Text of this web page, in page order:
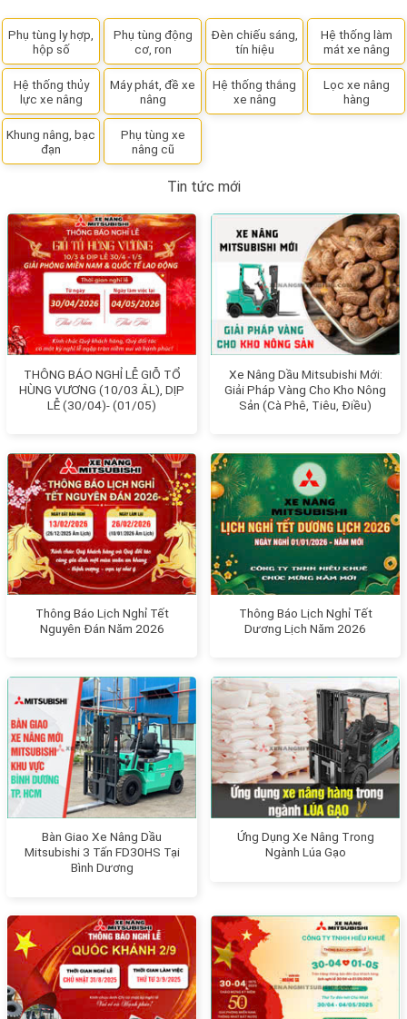
Phụ tùng ly hợp,
hộp số
Phụ tùng động
cơ, ron
Đèn chiếu sáng,
tín hiệu
Hệ thống làm
mát xe nâng
Hệ thống thủy
lực xe nâng
Máy phát, đề xe
nâng
Hệ thống thắng
xe nâng
Lọc xe nâng
hàng
Khung nâng, bạc
đạn
Phụ tùng xe
nâng cũ
Tin tức mới
THÔNG BÁO NGHỈ LỄ GIỖ TỔ
HÙNG VƯƠNG (10/03 ÂL), DỊP
LỄ (30/04)- (01/05)
Xe Nâng Dầu Mitsubishi Mới:
Giải Pháp Vàng Cho Kho Nông
Sản (Cà Phê, Tiêu, Điều)
Thông Báo Lịch Nghỉ Tết
Nguyên Đán Năm 2026
Thông Báo Lịch Nghỉ Tết
Dương Lịch Năm 2026
Bàn Giao Xe Nâng Dầu
Mitsubishi 3 Tấn FD30HS Tại
Bình Dương
Ứng Dụng Xe Nâng Trong
Ngành Lúa Gạo